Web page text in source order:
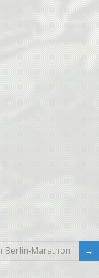
Berlin-Marathon